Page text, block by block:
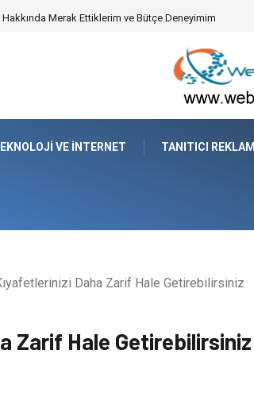
Merak Ettiklerim ve Bütçe Deneyimim
VE İNTERNET TANITICI REKLAM
Daha Zarif Hale Getirebilirsiniz
Zarif Hale Getirebilirsiniz